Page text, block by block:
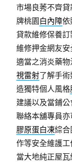
市場良莠不齊
牌桃園 白內障依
貸款維修保養訂
維修押金網友
適當之消炎藥
視雷射了解手
造獨特個人風格
建議以及當鋪
聯絡本舖專員
膠原蛋白凍綜
作等安全維護工
當大地純正屋